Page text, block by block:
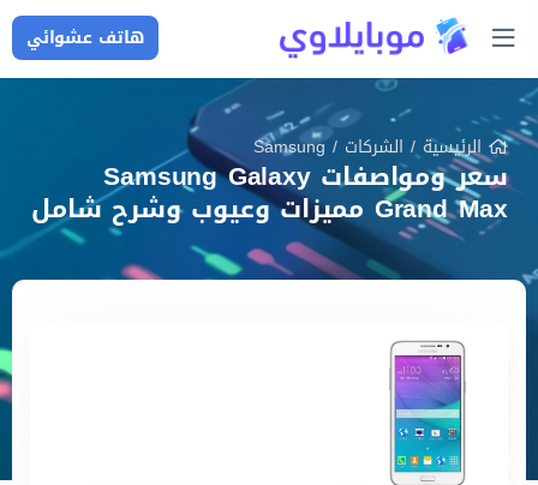
هاتف عشوائي
الرئيسية/ الشركات /
Samsung
سعر ومواصفات Samsung Galaxy
Grand Max مميزات وعيوب وشرح شامل